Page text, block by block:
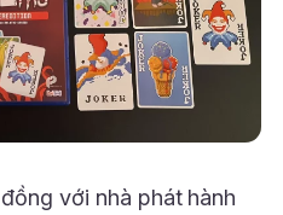
với nhà phát hành